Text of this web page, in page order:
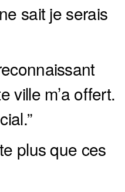
sait je serais
ville m’a offert.
plus que ces